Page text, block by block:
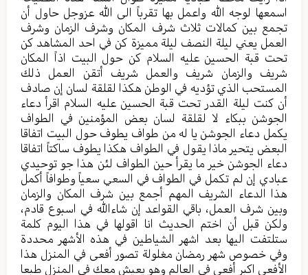
اسمعها لوجه الله واعمل بها تقرباً الى الله عزوجل حاول أن
تجمع بين كمالات ثلاث شرف المكان وشرف الزمان وشرف
العمل يعني ليلة النصف ليلة مميزة كن في احد المشاهد كن
تحت قبة الحسين عليه السلام كن حول البيت اذاً المكان
شريف والزمان شريف والعمل شريف أتقن العمل ذلك
المستحب الذي تؤديه في الوطن هكذا لقلقة لسان إن صادف
أن كنت ليلة القدر تحت قبة الحسين عليه السلام اقرأ دعاء
الجوشن ببكاء لا لقلقة لسان بعض المؤمنين في الطواف
يكمل دعاء الجوشن يا له من طواف يطوف حول البيت اتفاقا
البعض يتحير ماذا يقول في الطواف هكذا يطوف ساكتاً اتفاقا
دعاء الجوشن خير ما يقرأ حين الطواف لئن هذا جو توحيدي
عبادي إن لم تكمل في الطواف في السعي سعياً وطوافاً أكمل
هذا الدعاء الشريف المهم أجمع بين شرف المكان والزمان
وبين شرف العمل، باقي القواعد إن شاءالله في اسبوع قادم،
ولكن قبل أن اختم الحديث انا اقولها في هذا اليوم كلمة
ستلتفت اليها بعد اشهر الشياطين في هذه الأشهر محددة
وفي خصوص شهر رمضان مغلولة تصور أفعى في المنزل هذا
الأفعى اكبر أفعى في العالم وهو يعيش معك في المنزل طبعا